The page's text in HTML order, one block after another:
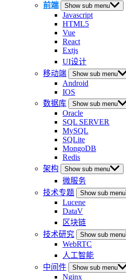
前端
Show sub menu
Javascript
HTML5
Vue
React
Extjs
UI设计
移动端
Show sub menu
Android
IOS
数据库
Show sub menu
Oracle
SQL SERVER
MySQL
SQLite
MongoDB
Redis
架构
Show sub menu
微服务
技术专题
Show sub menu
Lucene
DataV
区块链
技术研究
Show sub menu
WebRTC
人工智能
中间件
Show sub menu
Nginx